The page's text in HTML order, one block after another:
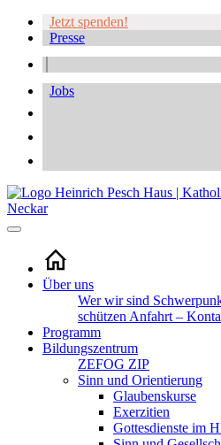
Jetzt spenden!
Presse
Jobs
Über uns
Wer wir sind
schützen Anfahrt –
Programm
Bildungszentrum
ZEFOG ZIP
Sinn und Orientierung
Glaubenskurse
Exerzitien
Gottesdienste im